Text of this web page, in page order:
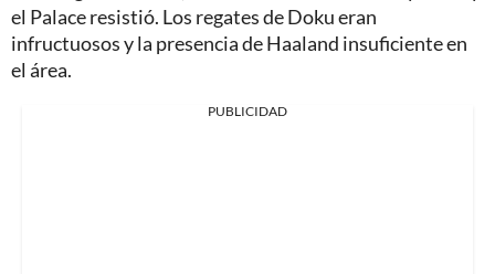
el Palace resistió. Los regates de Doku eran
infructuosos y la presencia de Haaland insuficiente en
el área.
PUBLICIDAD